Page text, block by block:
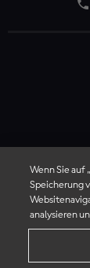
Wenn Sie auf
Speicherung
analysieren